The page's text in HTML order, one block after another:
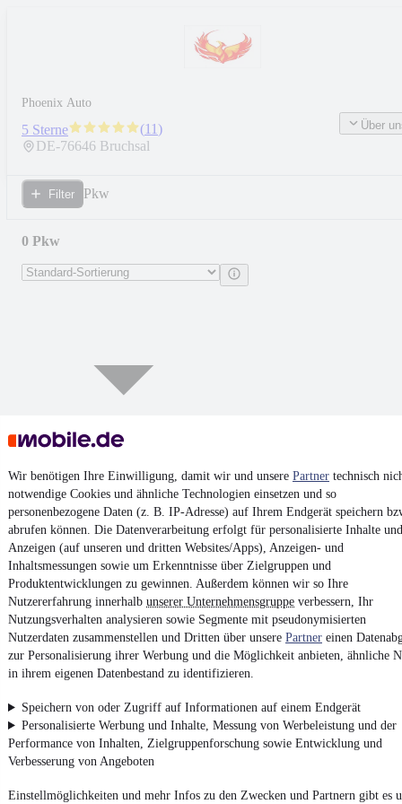
Wir benötigen Ihre Einwilligung, damit wir und unsere Partner technisch
notwendige Cookies und ähnliche Technologien einsetzen und so
personenbezogene Daten (z. B. IP-Adresse) auf Ihrem Endgerät speichern
abrufen können. Die Datenverarbeitung erfolgt für personalisierte Inhalte und
Anzeigen (auf unseren und dritten Websites/Apps), Anzeigen- und
Inhaltsmessungen sowie um Erkenntnisse über Zielgruppen und
Produktentwicklungen zu gewinnen. Außerdem können wir so Ihre
Nutzererfahrung innerhalb unserer Unternehmensgruppe verbessern, Ihr
Nutzungsverhalten analysieren sowie Segmente mit pseudonymisierten
Nutzerdaten zusammenstellen und Dritten über unsere Partner einen
zur Personalisierung ihrer Werbung und die Möglichkeit anbieten, ähnliche
in ihrem eigenen Datenbestand zu identifizieren.
Speichern von oder Zugriff auf Informationen auf einem Endgerät
Personalisierte Werbung und Inhalte, Messung von Werbeleistung und der
Performance von Inhalten, Zielgruppenforschung sowie Entwicklung und
Verbesserung von Angeboten
Einstellmöglichkeiten und mehr Infos zu den Zwecken und Partnern gibt es
Phoenix Auto
5 Sterne (11)
DE-76646 Bruchsal
Über
Filter Pkw
0 Pkw
Keine Inserate gefunden
¹MwSt. ausweisbar
Nutze mobile.de schnell und einfach
App installieren